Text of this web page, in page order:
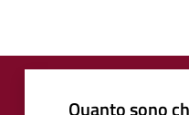
Quanto sono